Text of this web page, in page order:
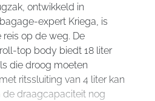
ontwikkeld in
expert Kriega, is
op de weg. De
top body biedt 18 liter
die droog moeten
ritssluiting van 4 liter kan
draagcapaciteit nog